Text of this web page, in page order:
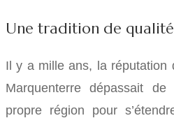
Une tradition de qualité
Il y a mille ans, la réputation
Marquenterre dépassait
propre région pour